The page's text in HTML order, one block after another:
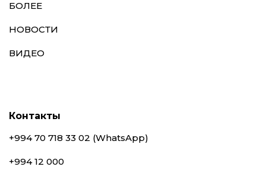
БОЛЕЕ
НОВОСТИ
ВИДЕО
Контакты
+994 70 718 33 02 (WhatsApp)
+994 12 000